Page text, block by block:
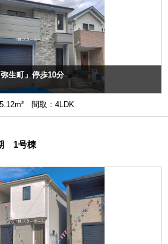
生町」停歩10分
間取：4LDK
1号棟